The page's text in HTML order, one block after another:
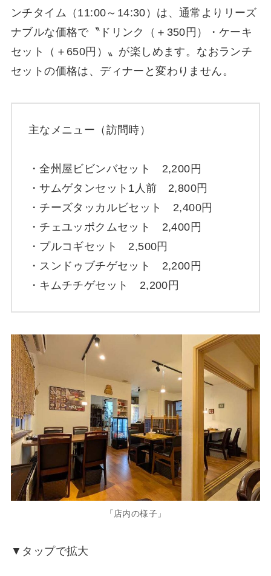
ンチタイム（11:00～14:30）は、通常よりリーズ
ナブルな価格で〝ドリンク（＋350円）・ケーキ
セット（＋650円）〟が楽しめます。なおランチ
セットの価格は、ディナーと変わりません。
主なメニュー（訪問時）
・全州屋ビビンバセット 2,200円
・サムゲタンセット1人前 2,800円
・チーズタッカルビセット 2,400円
・チェユッポクムセット 2,400円
・プルコギセット 2,500円
・スンドゥブチゲセット 2,200円
・キムチチゲセット 2,200円
「店内の様子」
▼タップで拡大